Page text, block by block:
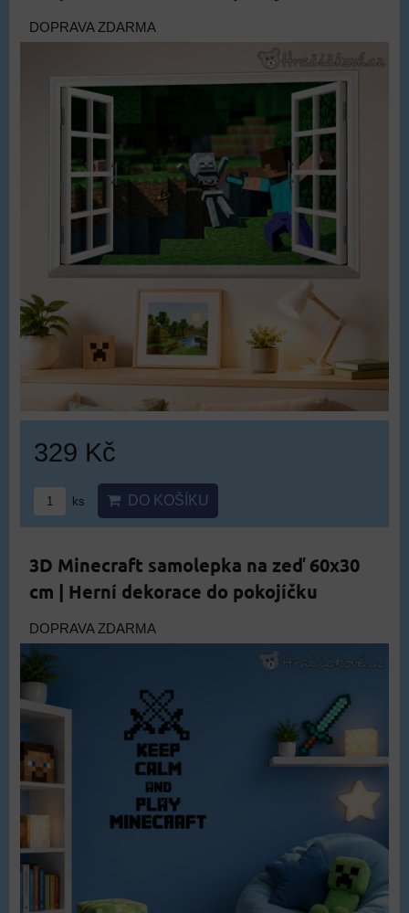
DOPRAVA ZDARMA
329 Kč
ks DO KOŠÍKU
3D Minecraft samolepka na zeď 60x30
cm | Herní dekorace do pokojíčku
DOPRAVA ZDARMA